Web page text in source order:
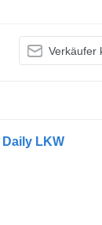
Verkäufer
Daily LKW